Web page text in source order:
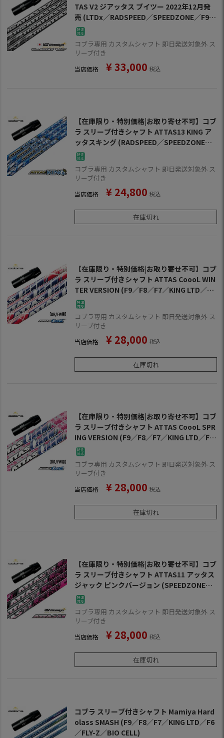
TAS V2 ジアッタス ブイツー 2022年12月発
売 (LTDx／RADSPEED／SPEEDZONE／F9／
F8／F7)
コブラ専用 カスタムシャフト 即日発送対象外 ス
リーブ付き
当店価格 ¥33,000 税込
【在庫限り・特別価格|お取り寄せ不可】コブ
ラ スリーブ付きシャフト ATTAS13 KING ア
ッタスキング (RADSPEED／SPEEDZONE／F
9／F8／F7／KING LTD／F6／FLY-Z／BIO CE
LL)
コブラ専用 カスタムシャフト 即日発送対象外 ス
リーブ付き
当店価格 ¥ 24,800 税込
在庫切れ
【在庫限り・特別価格|お取り寄せ不可】コブ
ラ スリーブ付きシャフト ATTAS CoooL WIN
TER VERSION (F9／F8／F7／KING LTD／F6
／FLY-Z／BIO CELL)
コブラ専用 カスタムシャフト 即日発送対象外 ス
リーブ付き
当店価格 ¥ 28,000 税込
在庫切れ
【在庫限り・特別価格|お取り寄せ不可】コブ
ラ スリーブ付きシャフト ATTAS CoooL SPR
ING VERSION (F9／F8／F7／KING LTD／F6
／FLY-Z／BIO CELL)
コブラ専用 カスタムシャフト 即日発送対象外 ス
リーブ付き
当店価格 ¥ 28,000 税込
在庫切れ
【在庫限り・特別価格|お取り寄せ不可】コブ
ラ スリーブ付きシャフト ATTAS11 アッタス
ジャック ピンクバージョン (SPEEDZONE／F
9／F8／F7／KING LTD／F6／FLY-Z／BIO CE
LL)
コブラ専用 カスタムシャフト 即日発送対象外 ス
リーブ付き
当店価格 ¥ 28,000 税込
在庫切れ
コブラ スリーブ付きシャフト Mamiya Hard
olass SMASH (F9／F8／F7／KING LTD／F6
／FLY-Z／BIO CELL)